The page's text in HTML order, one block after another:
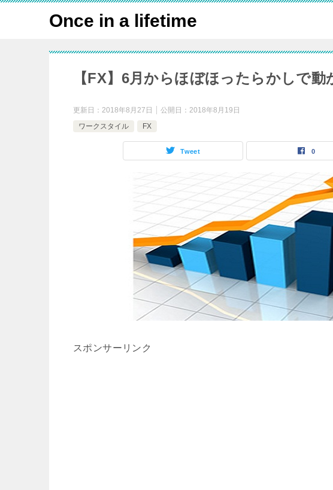
Once in a lifetime
【FX】6月からほぼほったらかしで
更新日： 2018年8月27日 公開日： 2018年8月19日
ワークスタイル
FX
Tweet 0
スポンサーリンク